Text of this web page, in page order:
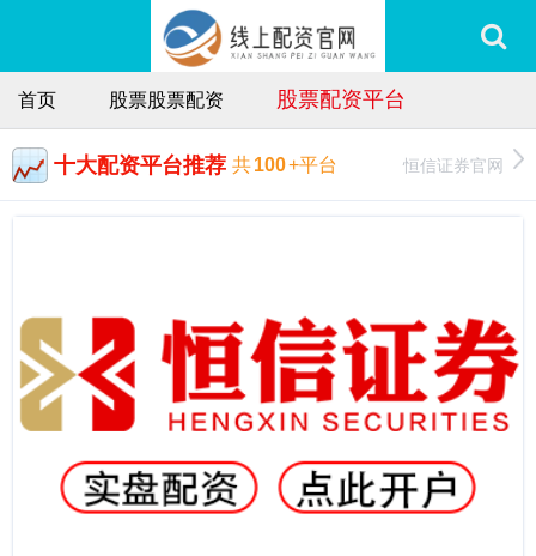
首页 股票股票配资 股票配资平台
十大配资平台推荐 共100+平台 恒信证券官网